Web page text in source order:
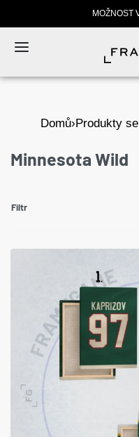
MOŽNOST
Domů›Produkty
Minnesota Wild
Filtr